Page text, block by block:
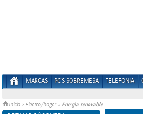
MARCAS PC'S SOBREMESA TELEFONIA
Inicio > Electro/hogar » Energia renovable